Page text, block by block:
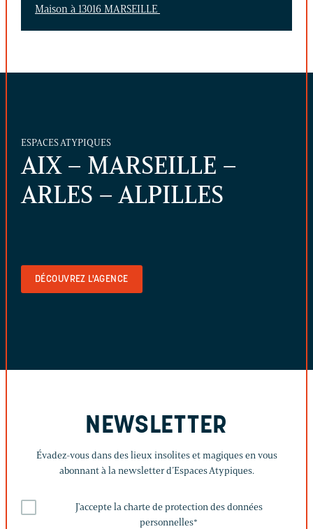
Maison à 13016 MARSEILLE
ESPACES ATYPIQUES
AIX – MARSEILLE –
ARLES – ALPILLES
DÉCOUVREZ L'AGENCE
NEWSLETTER
Évadez-vous dans des lieux insolites et magiques en vous
abonnant à la newsletter d’Espaces Atypiques.
J'accepte la charte de protection des données
personnelles*